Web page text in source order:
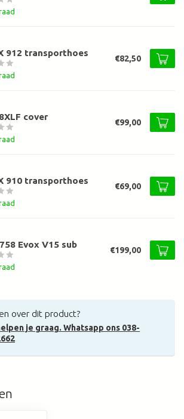
912 transporthoes
€82,50
cover
€99,00
910 transporthoes
€69,00
Evox V15 sub
€199,00
over dit product?
je graag. Whatsapp ons 038-